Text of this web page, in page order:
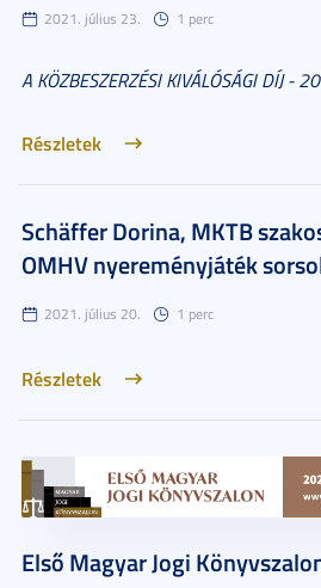
2021. július 23. 1 perc
A KÖZBESZERZÉSI KIVÁLÓSÁGI DÍJ -
Részletek
Schäffer Dorina, MKTB
OMHV nyereményjáték
2021. július 20. 1 perc
Részletek
Első Magyar Jogi